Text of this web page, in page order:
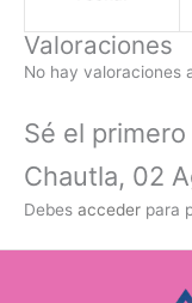
Valoraciones
No hay valoraciones
Sé el
Chautla, 02
Debes acceder para